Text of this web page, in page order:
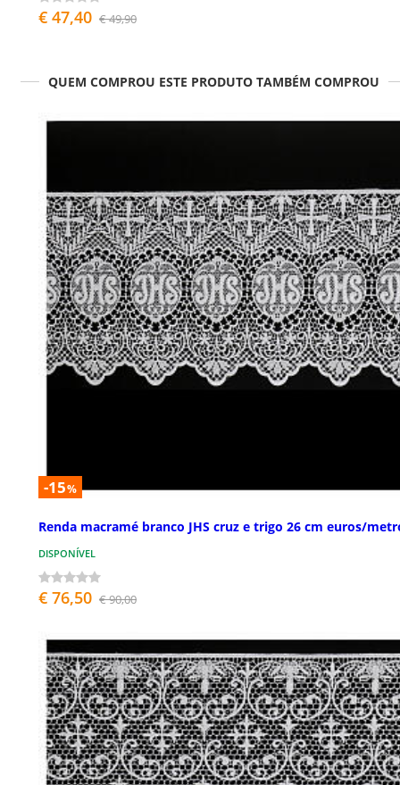
€ 47,40 € 49,90
QUEM COMPROU ESTE PRODUTO TAMBÉM COMPROU
-15%
Renda macramé branco JHS cruz e trigo 26 cm euros/
DISPONÍVEL
€ 76,50 € 90,00